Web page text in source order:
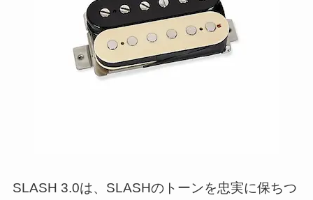
SLASH 3.0は、SLASHのトーンを忠実に保ちつ